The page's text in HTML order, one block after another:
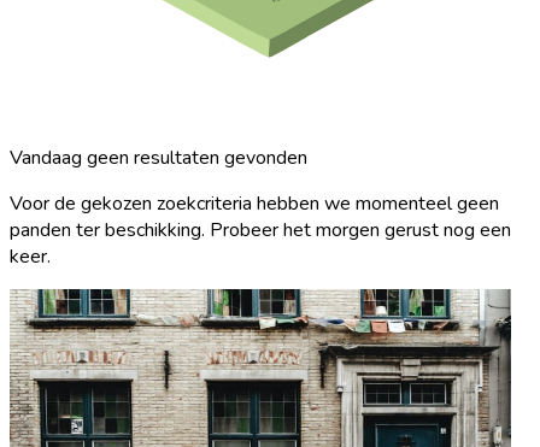
Vandaag geen resultaten gevonden
Voor de gekozen zoekcriteria hebben we momenteel geen
panden ter beschikking. Probeer het morgen gerust nog een
keer.